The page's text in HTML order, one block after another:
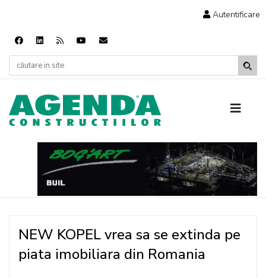
Autentificare
NEW KOPEL vrea sa se extinda pe
piata imobiliara din Romania